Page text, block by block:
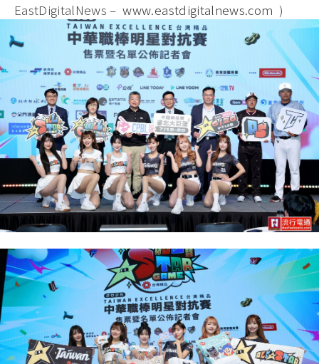
EastDigitalNews –www.eastdigitalnews.com )